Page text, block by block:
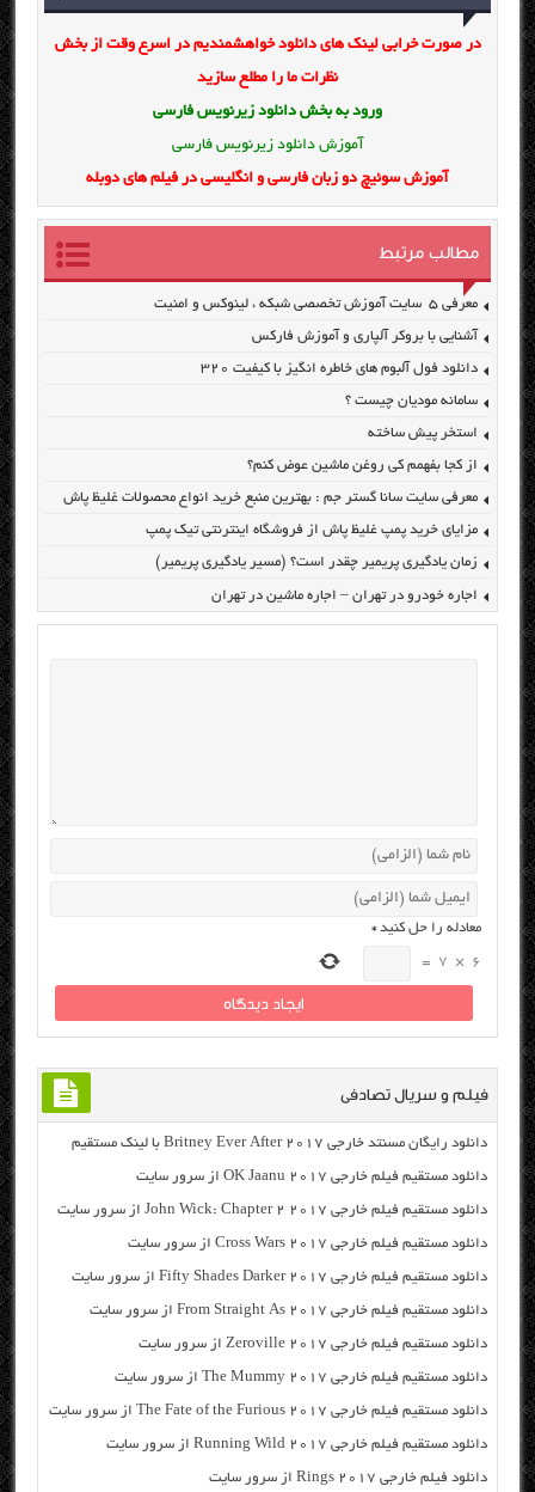
در صورت خرابی لینک های دانلود خواهشمندیم در اسرع وقت از بخش
نظرات ما را مطلع سازید
ورود به بخش دانلود زیرنویس فارسی
آموزش دانلود زیرنویس فارسی
آموزش سوئیچ دو زبان فارسی و انگلیسی در فیلم های دوبله
مطالب مرتبط
معرفی ۵ سایت آموزش تخصصی شبکه ، لینوکس و امنیت
آشنایی با بروکر آلپاری و آموزش فارکس
دانلود فول آلبوم های خاطره انگیز با کیفیت ۳۲۰
سامانه مودیان چیست ؟
استخر پیش ساخته
از کجا بفهمم کی روغن ماشین عوض کنم؟
معرفی سایت سانا گستر جم : بهترین منبع خرید انواع محصولات غلیظ پاش
مزایای خرید پمپ غلیظ پاش از فروشگاه اینترنتی تیک پمپ
زمان یادگیری پریمیر چقدر است؟ (مسیر یادگیری پریمیر)
اجاره خودرو در تهران – اجاره ماشین در تهران
معادله را حل کنید*
6
×
7
=
فیلم و سریال تصادفی
دانلود رایگان مسنتد خارجی Britney Ever After 2017 با لینک مستقیم
دانلود مستقیم فیلم خارجی OK Jaanu 2017 از سرور سایت
دانلود مستقیم فیلم خارجی John Wick: Chapter 2 2017 از سرور سایت
دانلود مستقیم فیلم خارجی Cross Wars 2017 از سرور سایت
دانلود مستقیم فیلم خارجی Fifty Shades Darker 2017 از سرور سایت
دانلود مستقیم فیلم خارجی From Straight As 2017 از سرور سایت
دانلود مستقیم فیلم خارجی Zeroville 2017 از سرور سایت
دانلود مستقیم فیلم خارجی The Mummy 2017 از سرور سایت
دانلود مستقیم فیلم خارجی The Fate of the Furious 2017 از سرور سایت
دانلود مستقیم فیلم خارجی Running Wild 2017 از سرور سایت
دانلود فیلم خارجی Rings 2017 از سرور سایت